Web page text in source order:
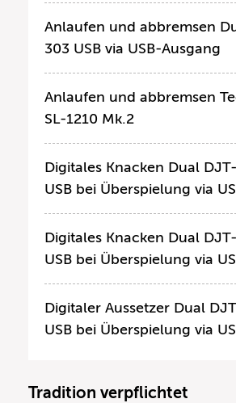
Anlaufen und abbremsen
303 USB via USB-Ausgang
Anlaufen und abbremsen
SL-1210 Mk.2
Digitales Knacken Dual
USB bei Überspielung via
Digitales Knacken Dual
USB bei Überspielung via
Digitaler Aussetzer Dual
USB bei Überspielung via
Tradition verpflichtet